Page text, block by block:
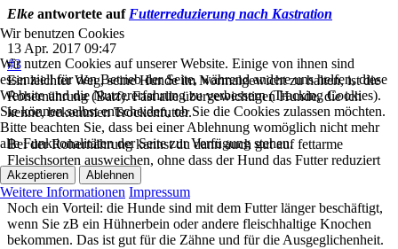
Elke antwortete auf Futterreduzierung nach Kastration
13 Apr. 2017 09:47
#3
Ein leichter Weg, seine Hunde im Normalgewicht zu halten, ist die
Rohernährung (Barf). Fast alle übergewichtigen Hunde, die ich
kenne, bekommen Trockenfutter.
Bei der Rohernährung kannst du dann auch gut auf fettarme
Fleischsorten ausweichen, ohne dass der Hund das Futter reduziert
bekommt.
Noch ein Vorteil: die Hunde sind mit dem Futter länger beschäftigt,
wenn Sie zB ein Hühnerbein oder andere fleischhaltige Knochen
bekommen. Das ist gut für die Zähne und für die Ausgeglichenheit.
Wir benutzen Cookies
Wir nutzen Cookies auf unserer Website. Einige von ihnen sind
essenziell für den Betrieb der Seite, während andere uns helfen, diese
Website und die Nutzererfahrung zu verbessern (Tracking Cookies).
Sie können selbst entscheiden, ob Sie die Cookies zulassen möchten.
Bitte beachten Sie, dass bei einer Ablehnung womöglich nicht mehr
alle Funktionalitäten der Seite zur Verfügung stehen.
Akzeptieren Ablehnen
Weitere Informationen Impressum